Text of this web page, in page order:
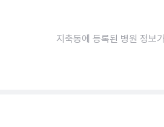
지축동에 등록된 병원 정보